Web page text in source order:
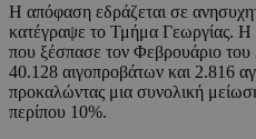
Η απόφαση εδράζεται σε
κατέγραψε το Τμήμα Γεωργίας.
που ξέσπασε τον Φεβρουάριο
40.128 αιγοπροβάτων και 2.816
προκαλώντας μια συνολική
περίπου 10%.